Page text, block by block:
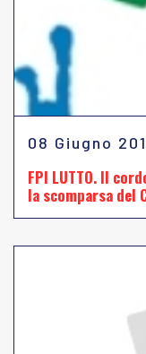
08 Giugno
FPI LUTTO. Il
la scomparsa del